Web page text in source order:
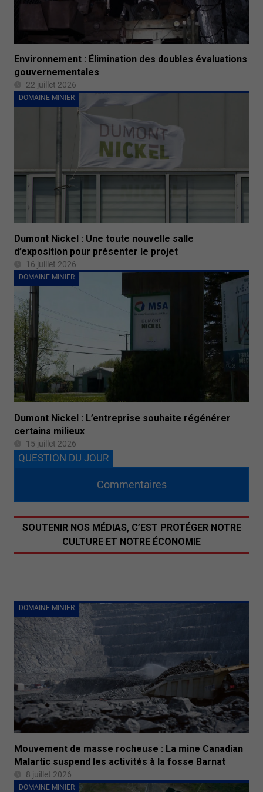
Environnement : Élimination des doubles évaluations
gouvernementales
22 juillet 2026
DOMAINE MINIER
Dumont Nickel : Une toute nouvelle salle
d’exposition pour présenter le projet
16 juillet 2026
DOMAINE MINIER
Dumont Nickel : L’entreprise souhaite régénérer
certains milieux
15 juillet 2026
DOMAINE MINIER
Mouvement de masse rocheuse : La mine Canadian
Malartic suspend les activités à la fosse Barnat
8 juillet 2026
DOMAINE MINIER
QUESTION DU JOUR
Commentaires
SOUTENIR NOS MÉDIAS, C’EST PROTÉGER NOTRE
CULTURE ET NOTRE ÉCONOMIE